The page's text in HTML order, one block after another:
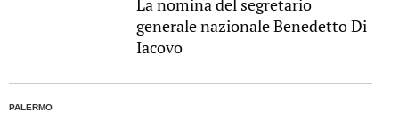
La nomina del segretario
generale nazionale Benedetto Di
Iacovo
PALERMO